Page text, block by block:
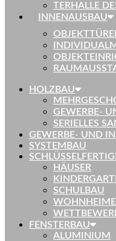
TERHALLE
INNENAUSBAU
HOLZBAU
GEWERBE-
SERIELLES
GEWERBE- UND
SYSTEMBAU
HÄUSER
SCHULBAU
WOHNHEIME
FENSTERBAU
ALUMINIUM